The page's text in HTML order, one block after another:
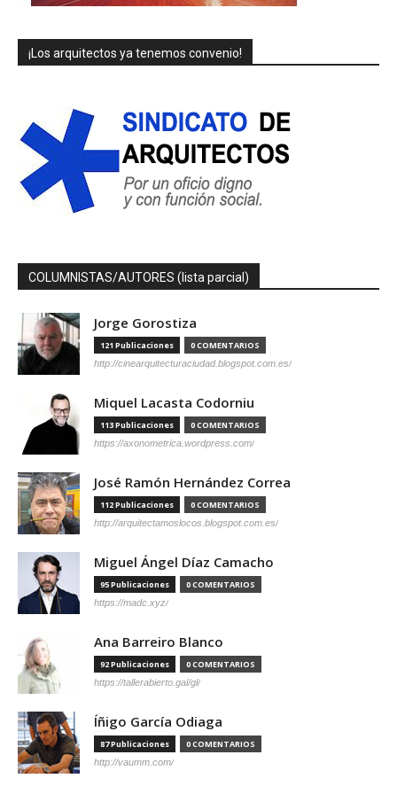
¡Los arquitectos ya tenemos convenio!
COLUMNISTAS/AUTORES (lista parcial)
Jorge Gorostiza
121 Publicaciones 0 COMENTARIOS
http://cinearquitecturaciudad.blogspot.com.es/
Miquel Lacasta Codorniu
113 Publicaciones 0 COMENTARIOS
https://axonometrica.wordpress.com/
José Ramón Hernández Correa
112 Publicaciones 0 COMENTARIOS
http://arquitectamoslocos.blogspot.com.es/
Miguel Ángel Díaz Camacho
95 Publicaciones 0 COMENTARIOS
https://madc.xyz/
Ana Barreiro Blanco
92 Publicaciones 0 COMENTARIOS
https://tallerabierto.gal/gl/
Íñigo García Odiaga
87 Publicaciones 0 COMENTARIOS
http://vaumm.com/